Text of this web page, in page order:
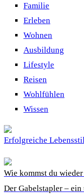
Familie
Erleben
Wohnen
Ausbildung
Lifestyle
Reisen
Wohlfühlen
Wissen
Erfolgreiche
Wie kommst du
Der Gabelstapler –